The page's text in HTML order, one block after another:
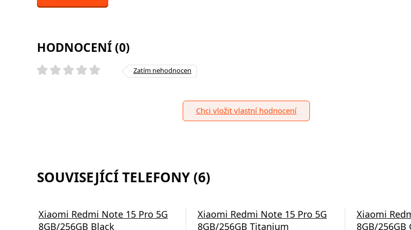
HODNOCENÍ (0)
Zatím nehodnocen
Chci vložit vlastní hodnocení
SOUVISEJÍCÍ TELEFONY (6)
Xiaomi Redmi Note 15 Pro 5G
8GB/256GB Black
Xiaomi Redmi Note 15 Pro 5G
8GB/256GB Titanium
Xiaomi
8GB/256GB